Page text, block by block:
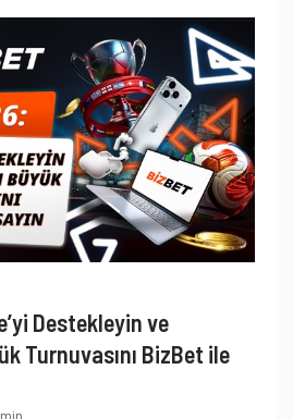
Destekleyin ve
Turnuvasını BizBet ile